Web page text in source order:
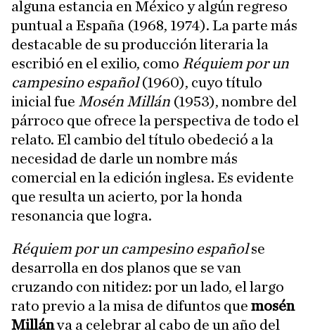
alguna estancia en México y algún regreso
puntual a España (1968, 1974). La parte más
destacable de su producción literaria la
escribió en el exilio, como Réquiem por un
campesino español(1960), cuyo título
inicial fue Mosén Millán (1953), nombre del
párroco que ofrece la perspectiva de todo el
relato. El cambio del título obedeció a la
necesidad de darle un nombre más
comercial en la edición inglesa. Es evidente
que resulta un acierto, por la honda
resonancia que logra.
Réquiem por un campesino españolse
desarrolla en dos planos que se van
cruzando con nitidez: por un lado, el largo
rato previo a la misa de difuntos que mosén
Millánva a celebrar al cabo de un año del